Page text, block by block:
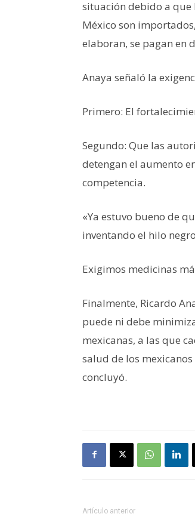
situación debido a que
México son
elaboran, se pagan en
Anaya señaló la
Primero: El
Segundo: Que las
detengan el aumento
competencia.
«Ya estuvo bueno de
inventando el hilo
Exigimos medicinas
Finalmente, Ricardo
puede ni debe
mexicanas, a las que
salud de los
concluyó.
Artículo anterior